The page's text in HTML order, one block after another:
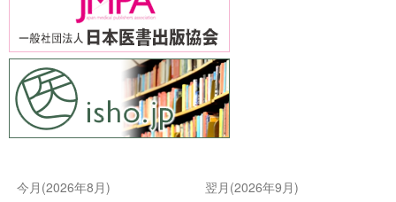
今月(2026年8月)
翌月(2026年9月)